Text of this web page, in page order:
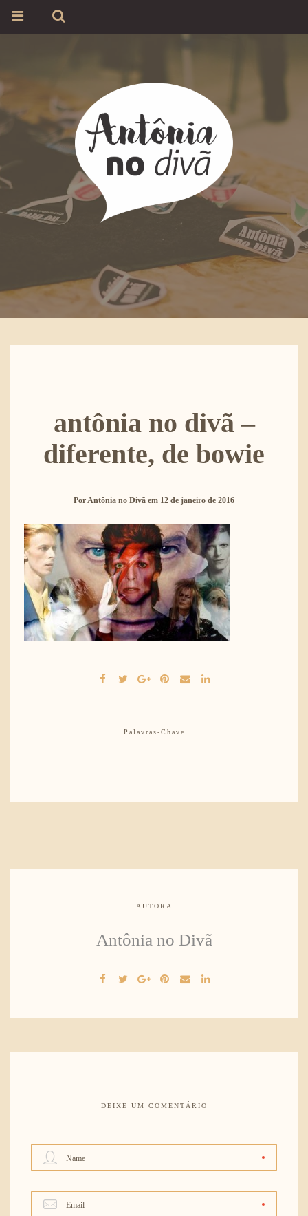
antônia no divã –
diferente, de bowie
PorAntônia no Divã em 12 de janeiro de 2016
Palavras-Chave
AUTORA
Antônia no Divã
DEIXE UM COMENTÁRIO
Name
Email